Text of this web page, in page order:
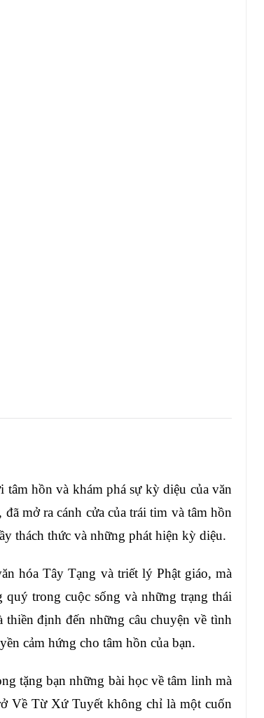
hồn và khám phá sự kỳ diệu của văn
mở ra cánh cửa của trái tim và tâm hồn
thách thức và những phát hiện kỳ diệu.
hóa Tây Tạng và triết lý Phật giáo, mà
trong cuộc sống và những trạng thái
định đến những câu chuyện về tình
cảm hứng cho tâm hồn của bạn.
tặng bạn những bài học về tâm linh mà
Về Từ Xứ Tuyết không chỉ là một cuốn